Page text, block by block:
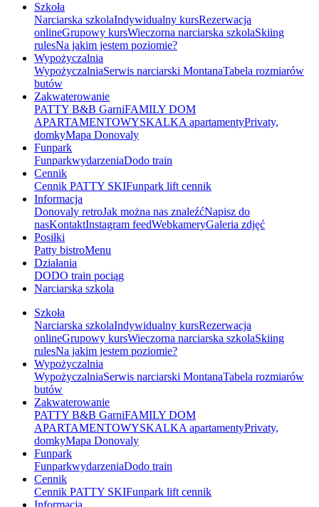
Szkoła
Narciarska szkolaIndywidualny kursRezerwacja
onlineGrupowy kursWieczorna narciarska szkolaSkiing
rulesNa jakim jestem poziomie?
Wypożyczalnia
WypożyczalniaSerwis narciarski MontanaTabela rozmiarów
butów
Zakwaterowanie
PATTY B&B GarniFAMILY DOM
APARTAMENTOWYSKALKA apartamentyPrivaty,
domkyMapa Donovaly
Funpark
FunparkwydarzeniaDodo train
Cennik
Cennik PATTY SKIFunpark lift cennik
Informacja
Donovaly retroJak można nas znaleźćNapisz do
nasKontaktInstagram feedWebkameryGaleria zdjęć
Posiłki
Patty bistroMenu
Działania
DODO train pociąg
Narciarska szkola
Szkoła
Narciarska szkolaIndywidualny kursRezerwacja
onlineGrupowy kursWieczorna narciarska szkolaSkiing
rulesNa jakim jestem poziomie?
Wypożyczalnia
WypożyczalniaSerwis narciarski MontanaTabela rozmiarów
butów
Zakwaterowanie
PATTY B&B GarniFAMILY DOM
APARTAMENTOWYSKALKA apartamentyPrivaty,
domkyMapa Donovaly
Funpark
FunparkwydarzeniaDodo train
Cennik
Cennik PATTY SKIFunpark lift cennik
Informacja